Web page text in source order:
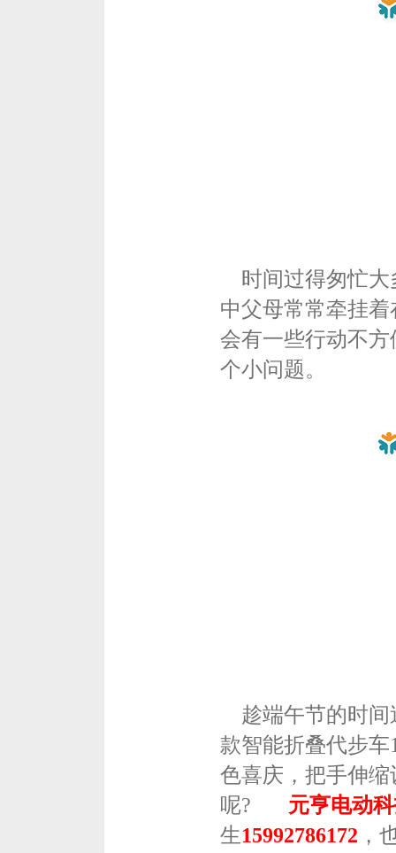
时间过得匆忙大
中父母常常牵挂
会有一些行动不
个小问题。
趁端午节的时间
款智能折叠代步
色喜庆，把手伸
呢?
元亨电动
生15992786172 ，